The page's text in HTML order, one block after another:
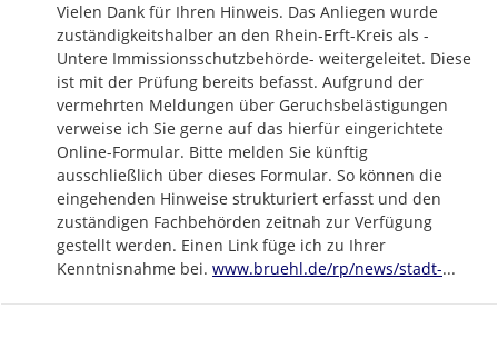
Vielen Dank für Ihren Hinweis. Das Anliegen wurde
zuständigkeitshalber an den Rhein-Erft-Kreis als -
Untere Immissionsschutzbehörde- weitergeleitet. Diese
ist mit der Prüfung bereits befasst. Aufgrund der
vermehrten Meldungen über Geruchsbelästigungen
verweise ich Sie gerne auf das hierfür eingerichtete
Online-Formular. Bitte melden Sie künftig
ausschließlich über dieses Formular. So können die
eingehenden Hinweise strukturiert erfasst und den
zuständigen Fachbehörden zeitnah zur Verfügung
gestellt werden. Einen Link füge ich zu Ihrer
Kenntnisnahme bei. https://
www.bruehl.de/rp/news/stadt-...